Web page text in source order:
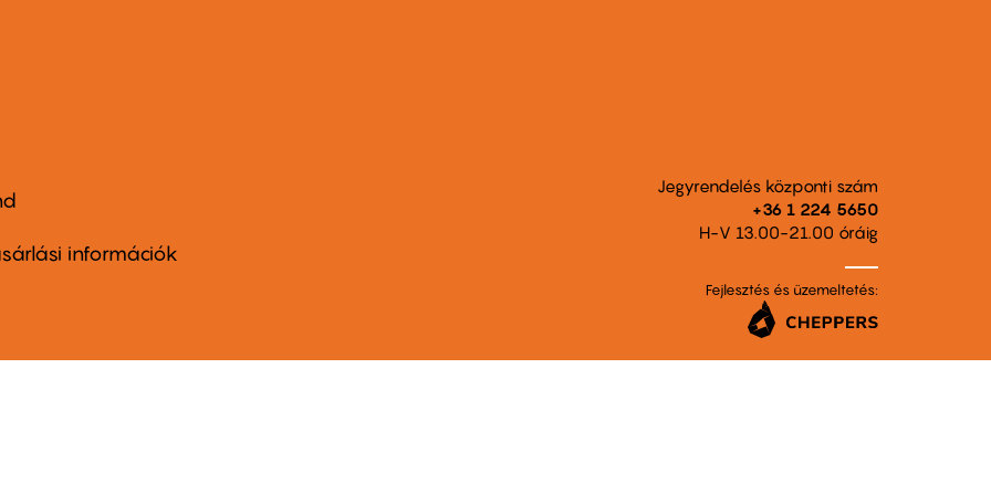
információk
Jegyrendelés központi szám
+36 1 224 5650
H-V 13.00-21.00 óráig
Fejlesztés és üzemeltetés: